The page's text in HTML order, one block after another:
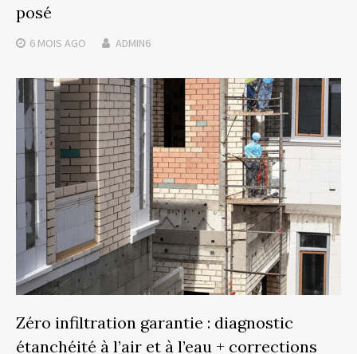
posé
6 MOIS AGO ADMIN6
Zéro infiltration garantie : diagnostic
étanchéité à l’air et à l’eau + corrections